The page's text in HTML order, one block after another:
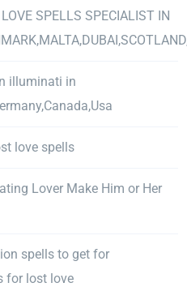
SPELLS SPECIALIST IN
illuminati in
love spells
Lover Make Him or Her
spells to get for
for lost love